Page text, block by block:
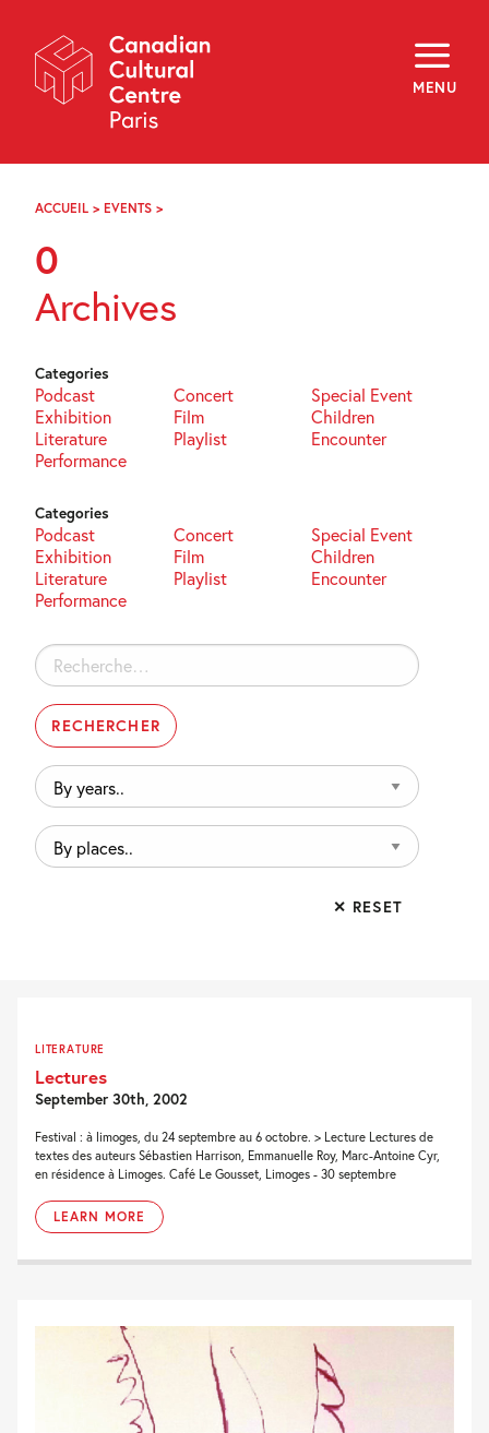
Navigation
MENU
About
Programming
Off-Site
Explore
Archives
FR
ACCUEIL > EVENTS >
0
Archives
Categories
Podcast Concert
Special Event
Exhibition
Film
Children
Literature
Playlist
Encounter
Performance
Categories
Podcast Concert
Special Event
Exhibition
Film
Children
Literature
Playlist
Encounter
Performance
Rechercher :
By
years..
By
places..
✕ RESET
LITERATURE
Lectures
September 30th, 2002
Festival : à limoges, du 24 septembre au 6 octobre. > Lecture Lectures de
textes des auteurs Sébastien Harrison, Emmanuelle Roy, Marc-Antoine Cyr,
en résidence à Limoges. Café Le Gousset, Limoges - 30 septembre
LEARN MORE